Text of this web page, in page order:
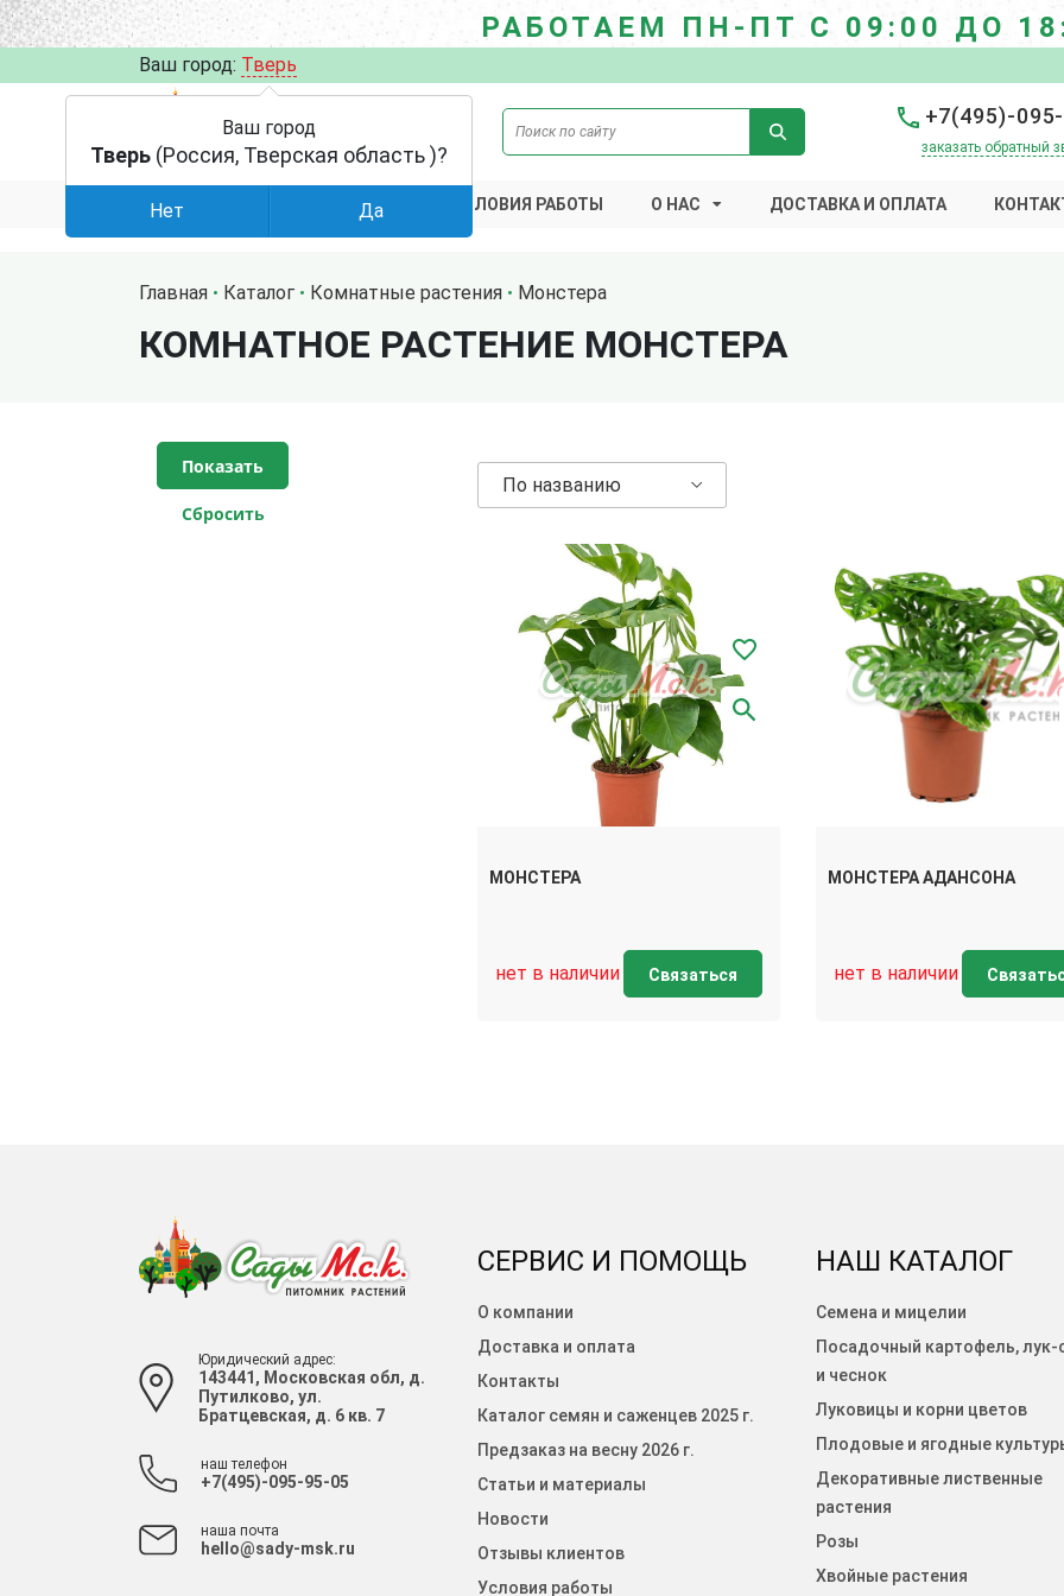
РАБОТАЕМ ПН-ПТ С 09:00 ДО
Ваш город: Тверь
+7(495)-
заказать обратный
АКЦИИ УСЛОВИЯ РАБОТЫ О НАС ДОСТАВКА И ОПЛАТА
Главная Каталог Комнатные растения Монстера
КОМНАТНОЕ РАСТЕНИЕ МОНСТЕРА
По названию
МОНСТЕРА
нет в наличии Связаться
МОНСТЕРА АДАНСОНА
нет в наличии
Юридический адрес:
143441, Московская обл, д.
Путилково, ул.
Братцевская, д. 6 кв. 7
наш телефон
+7(495)-095-95-05
наша почта
hello@sady-msk.ru
СЕРВИС И ПОМОЩЬ
О компании
Доставка и оплата
Контакты
Каталог семян и саженцев 2025 г.
Предзаказ на весну 2026 г.
Статьи и материалы
Новости
Отзывы клиентов
Условия работы
НАШ КАТАЛОГ
Семена и мицелии
Посадочный картофель, лук-
и чеснок
Луковицы и корни цветов
Плодовые и ягодные
Декоративные лиственные
растения
Розы
Хвойные растения
Ваш город
Тверь (Россия, Тверская область )?
Нет Да